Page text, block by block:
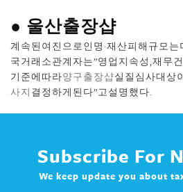
● 울산 출장샵
계속된여진으로인명·재산피해규모
국거래소관계자는”영업지속성,재무
기준에따라양구 출장샵실질심사대상
사지 결정하게된다”고설명했다.
Subscribe For
We keep update you about